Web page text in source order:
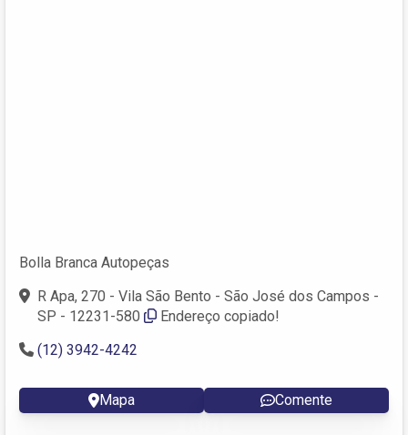
Bolla Branca Autopeças
R Apa, 270 - Vila São Bento - São José dos Campos -
SP - 12231-580
Endereço copiado!
(12) 3942-4242
Mapa Comente